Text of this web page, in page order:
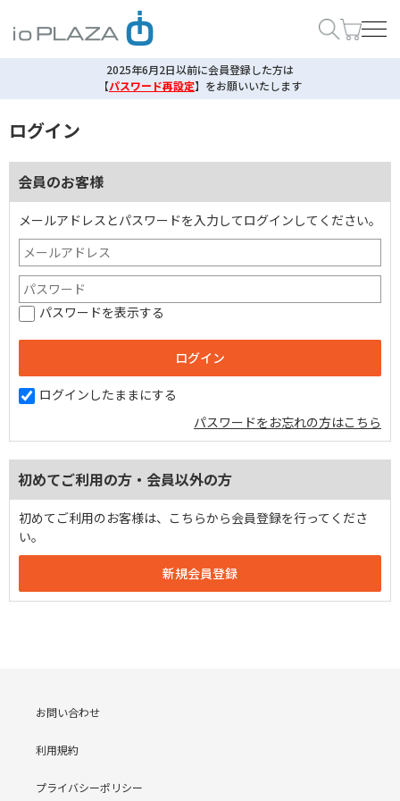
2025年6月2日以前に会員登録した方は
【パスワード再設定】 をお願いいたします
ログイン
会員のお客様
メールアドレスとパスワードを入力してログインしてください。
パスワードを表示する
ログインしたままにする
パスワードをお忘れの方はこちら
初めてご利用の方・会員以外の方
初めてご利用のお客様は、こちらから会員登録を行ってくださ
い。
お問い合わせ
利用規約
プライバシーポリシー